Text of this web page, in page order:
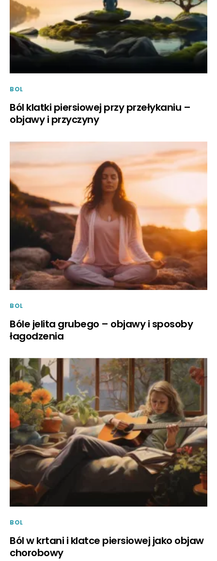
BOL
Ból klatki piersiowej przy przełykaniu –
objawy i przyczyny
BOL
Bóle jelita grubego – objawy i sposoby
łagodzenia
BOL
Ból w krtani i klatce piersiowej jako objaw
chorobowy